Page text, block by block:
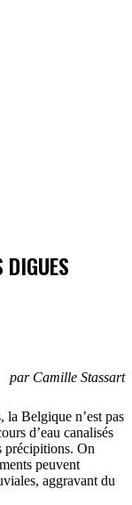
DIGUES
par Camille Stassart
la Belgique n’est pas
d’eau canalisés
précipitions. On
peuvent
aggravant du